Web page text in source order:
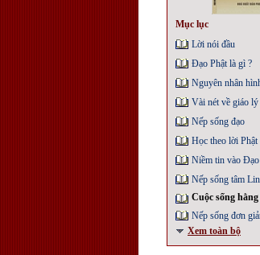
Mục lục
Lời nói đầu
Đạo Phật là gì ?
Nguyên nhân
Vài nét về giáo
Nếp sống đạo
Học theo lời Phật
Niềm tin vào Đạo
Nếp sống tâm
Cuộc sống
Nếp sống đơn
Xem toàn bộ